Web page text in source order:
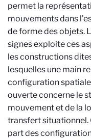
permet la
mouvements dans
de forme des objets.
signes exploite ces
les constructions
lesquelles une main
configuration
ouverte concerne le
mouvement et de la
transfert situationnel.
part des